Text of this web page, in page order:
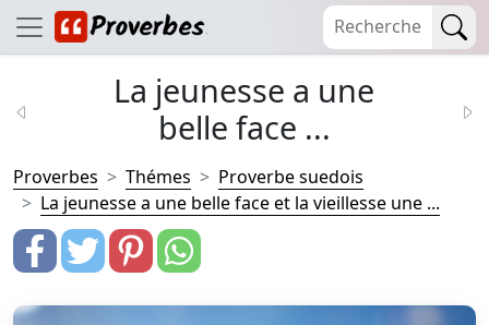
La jeunesse a une
belle face ...
Proverbes Thémes
Proverbe suedois
La jeunesse a une belle face et la vieillesse une ...